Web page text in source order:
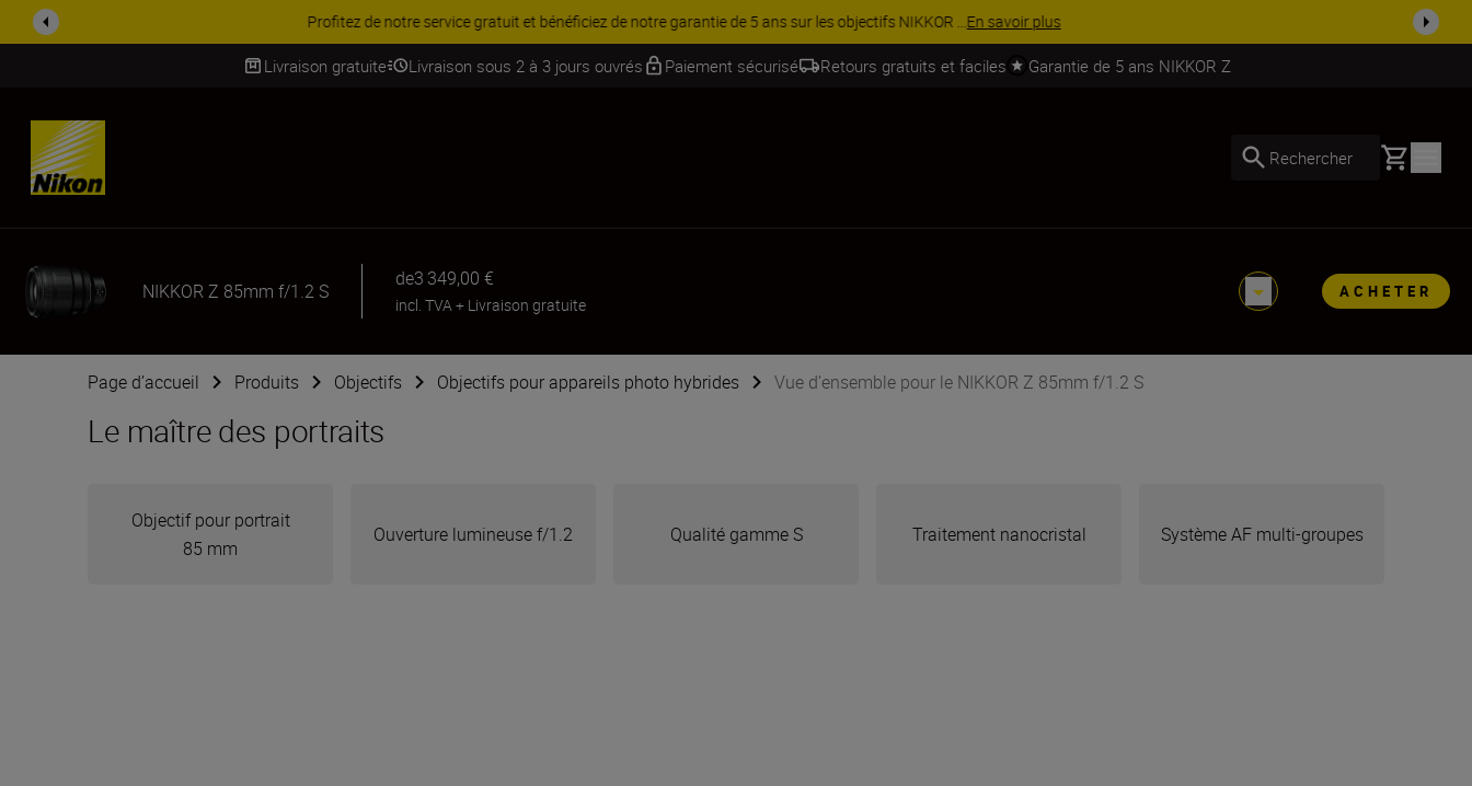
PROMOTION ACCESSOIRES | Équipez-vous davantage et économisez 15 % sur une sélection d’accessoires.Acheter maintenant
Livraison gratuite Livraison sous 2 à 3 jours ouvrés Paiement sécurisé Retours gratuits et faciles Garantie de 5 ans NIKKOR Z
SKIP
Rechercher Basket
NIKKOR Z 85mm f/1.2 S
de3 349,00 €
incl. TVA+ Livraison gratuite
ACHETER
Page d’accueil Produits Objectifs Objectifs pour appareils photo hybrides Vue d’ensemble pour le NIKKOR Z 85mm f/1.2 S
Le maître des portraits
Objectif pour portrait
85 mm
Ouverture lumineuse f/1.2 Qualité gamme S Traitement nanocristal Système AF multi-groupes